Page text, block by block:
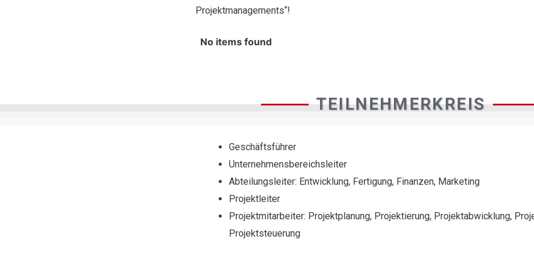
Projektmanagements“!
No items found
TEILNEHMERKREIS
Geschäftsführer
Unternehmensbereichsleiter
Abteilungsleiter: Entwicklung, Fertigung, Finanzen, Marketing
Projektleiter
Projektmitarbeiter: Projektplanung, Projektierung, Projektabwicklung,
Projektsteuerung